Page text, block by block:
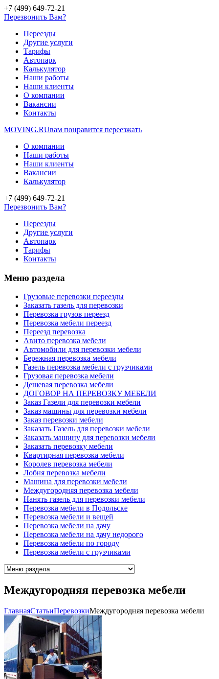
+7 (499) 649-72-21
Перезвонить Вам?
Переезды
Другие услуги
Тарифы
Автопарк
Калькулятор
Наши работы
Наши клиенты
О компании
Вакансии
Контакты
MOVING.RUвам понравится переезжать
О компании
Наши работы
Наши клиенты
Вакансии
Калькулятор
+7 (499) 649-72-21
Перезвонить Вам?
Переезды
Другие услуги
Автопарк
Тарифы
Контакты
Меню раздела
Грузовые перевозки переезды
Заказать газель для перевозки
Перевозка грузов переезд
Перевозка мебели переезд
Переезд перевозка
Авито перевозка мебели
Автомобили для перевозки мебели
Бережная перевозка мебели
Газель перевозка мебели с грузчиками
Грузовая перевозка мебели
Дешевая перевозка мебели
ДОГОВОР НА ПЕРЕВОЗКУ МЕБЕЛИ
Заказ Газели для перевозки мебели
Заказ машины для перевозки мебели
Заказ перевозки мебели
Заказать Газель для перевозки мебели
Заказать машину для перевозки мебели
Заказать перевозку мебели
Квартирная перевозка мебели
Королев перевозка мебели
Лобня перевозка мебели
Машина для перевозки мебели
Междугородняя перевозка мебели
Нанять газель для перевозки мебели
Перевозка мебели в Подольске
Перевозка мебели и вещей
Перевозка мебели на дачу
Перевозка мебели на дачу недорого
Перевозка мебели по городу
Перевозка мебели с грузчиками
Междугородняя перевозка мебели
ГлавнаяCтатьиПеревозкиМеждугородняя перевозка мебели